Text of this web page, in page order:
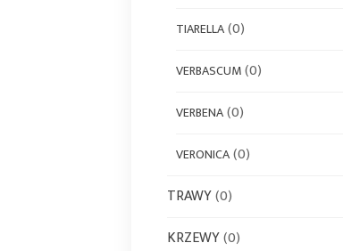
TIARELLA(0)
VERBASCUM(0)
VERBENA(0)
VERONICA(0)
TRAWY(0)
KRZEWY(0)